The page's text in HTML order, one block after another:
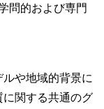
問的および専門
や地域的背景に
関する共通のグ